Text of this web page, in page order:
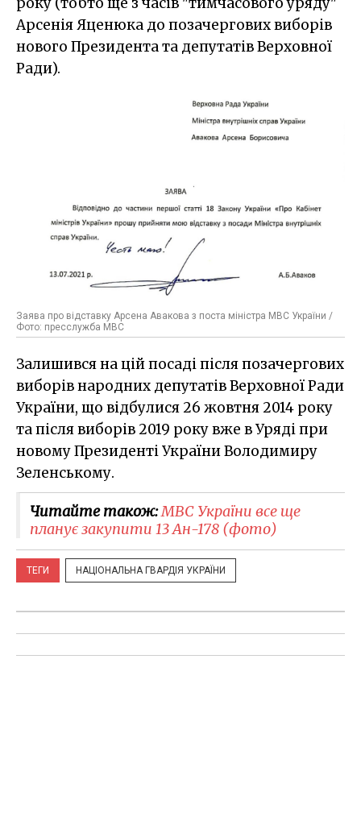
Арсенія Яценюка до позачергових виборів
нового Президента та депутатів Верховної
Ради).
Заява про відставку Арсена Авакова з поста міністра МВС України /
Фото: пресслужба МВС
Залишився на цій посаді після позачергових
виборів народних депутатів Верховної Ради
України, що відбулися 26 жовтня 2014 року
та після виборів 2019 року вже в Уряді при
новому Президенті України Володимиру
Зеленському.
Читайте також:МВС України все ще
планує закупити 13 Ан-178 (фото)
ТЕГИ НАЦІОНАЛЬНА ГВАРДІЯ УКРАЇНИ